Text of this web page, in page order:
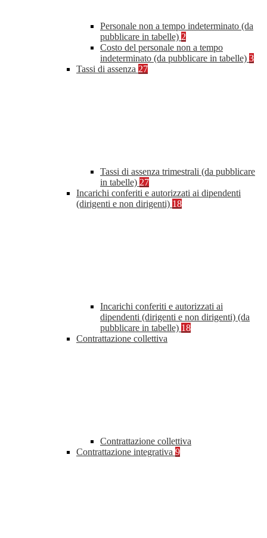
Personale non a tempo indeterminato (da
pubblicare in tabelle) 2
Costo del personale non a tempo
indeterminato (da pubblicare in tabelle) 3
Tassi di assenza 27
Tassi di assenza trimestrali (da pubblicare
in tabelle) 27
Incarichi conferiti e autorizzati ai dipendenti
(dirigenti e non dirigenti) 18
Incarichi conferiti e autorizzati ai
dipendenti (dirigenti e non dirigenti) (da
pubblicare in tabelle) 18
Contrattazione collettiva
Contrattazione collettiva
Contrattazione integrativa 9